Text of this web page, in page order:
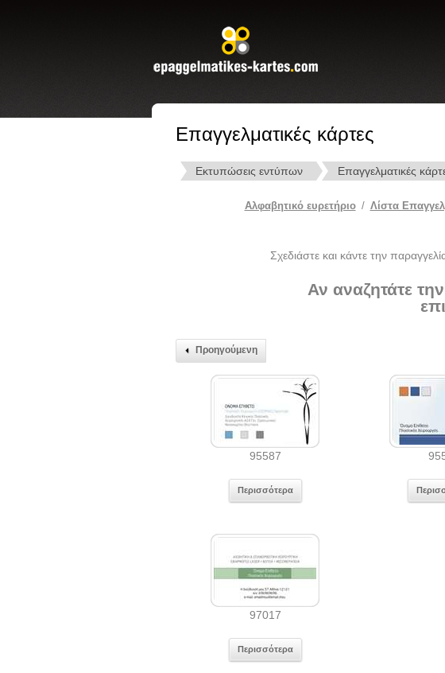
Επαγγελματικές κάρτες
Εκτυπώσεις εντύπων Επαγγελματικές
Αλφαβητικό ευρετήριο / Λίστα
Σχεδιάστε και κάντε την
Αν αναζητάτε
Προηγούμενη
95587
Περισσότερα
97017
Περισσότερα